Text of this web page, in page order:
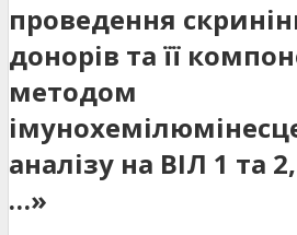
проведення
донорів та її
методом
аналізу на ВІЛ 1 та
…»